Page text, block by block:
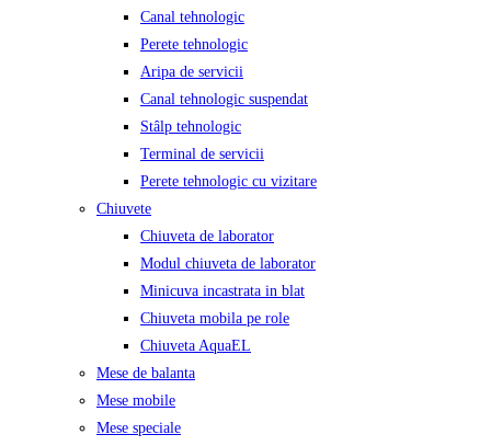
Canal tehnologic
Perete tehnologic
Aripa de servicii
Canal tehnologic suspendat
Stâlp tehnologic
Terminal de servicii
Perete tehnologic cu vizitare
Chiuvete
Chiuveta de laborator
Modul chiuveta de laborator
Minicuva incastrata in blat
Chiuveta mobila pe role
Chiuveta AquaEL
Mese de balanta
Mese mobile
Mese speciale